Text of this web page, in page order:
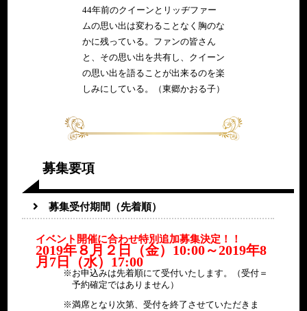
44年前のクイーンとリッヂファー
ムの思い出は変わることなく胸のな
かに残っている。ファンの皆さん
と、その思い出を共有し、クイーン
の思い出を語ることが出来るのを楽
しみにしている。（東郷かおる子）
募集要項
募集受付期間（先着順）
イベント開催に合わせ特別追加募集決定！！
2019年８月２日（金）10:00～2019年8
月7日（水）17:00
お申込みは先着順にて受付いたします。（受付＝
予約確定ではありません）
満席となり次第、受付を終了させていただきま